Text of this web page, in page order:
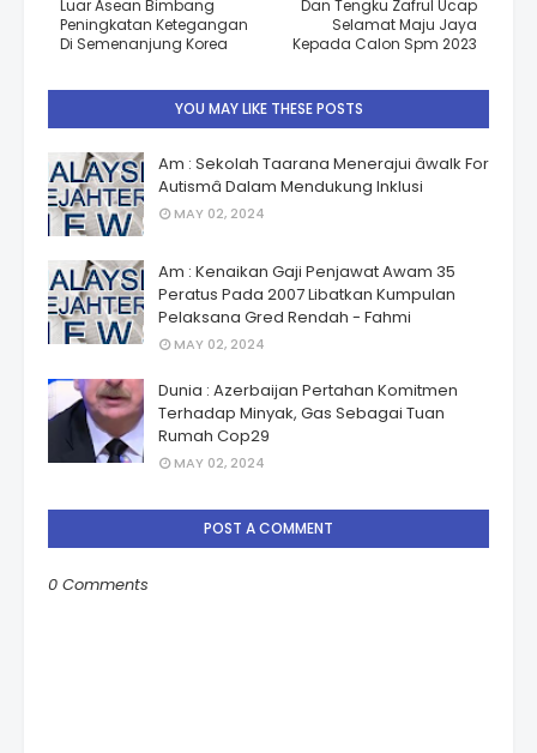
Dan Tengku Zafrul Ucap
Selamat Maju Jaya
Kepada Calon Spm 2023
Luar Asean Bimbang
Peningkatan Ketegangan
Di Semenanjung Korea
YOU MAY LIKE THESE POSTS
Am : Sekolah Taarana Menerajui âwalk For
Autismâ Dalam Mendukung Inklusi
MAY 02, 2024
Am : Kenaikan Gaji Penjawat Awam 35
Peratus Pada 2007 Libatkan Kumpulan
Pelaksana Gred Rendah - Fahmi
MAY 02, 2024
Dunia : Azerbaijan Pertahan Komitmen
Terhadap Minyak, Gas Sebagai Tuan
Rumah Cop29
MAY 02, 2024
POST A COMMENT
0 Comments